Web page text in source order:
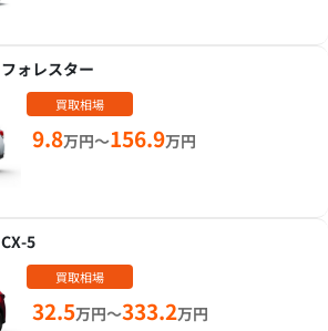
フォレスター
買取相場
9.8万円～156.9万円
CX-5
買取相場
32.5万円～333.2万円